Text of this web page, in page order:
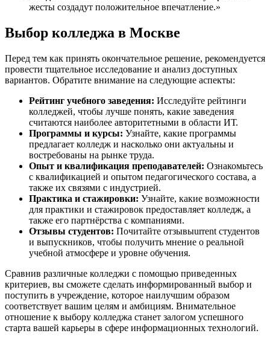
жесты создадут положительное впечатление.»
Выбор колледжа в Москве
Перед тем как принять окончательное решение, рекомендуется
провести тщательное исследование и анализ доступных
вариантов. Обратите внимание на следующие аспекты:
Рейтинг учебного заведения: Исследуйте рейтинги
колледжей, чтобы лучше понять, какие заведения
считаются наиболее авторитетными в области ИТ.
Программы и курсы: Узнайте, какие программы
предлагает колледж и насколько они актуальны и
востребованы на рынке труда.
Опыт и квалификация преподавателей: Ознакомьтесь
с квалификацией и опытом педагогического состава, а
также их связями с индустрией.
Практика и стажировки: Узнайте, какие возможности
для практики и стажировок предоставляет колледж, а
также его партнёрства с компаниями.
Отзывы студентов: Почитайте отзывыurrent студентов
и выпускников, чтобы получить мнение о реальной
учебной атмосфере и уровне обучения.
Сравнив различные колледжи с помощью приведенных
критериев, вы сможете сделать информированный выбор и
поступить в учреждение, которое наилучшим образом
соответствует вашим целям и амбициям. Внимательное
отношение к выбору колледжа станет залогом успешного
старта вашей карьеры в сфере информационных технологий.